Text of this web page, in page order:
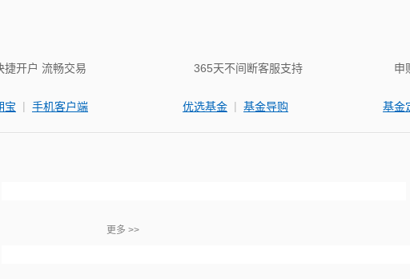
捷开户 流畅交易
宝 | 手机客户端
365天不间断客服支持
优选基金 | 基金导购
申
基金
更多 >>